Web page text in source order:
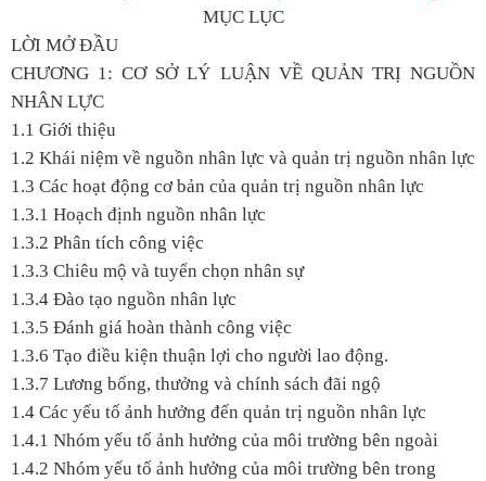
MỤC LỤC
LỜI MỞ ĐẦU
CHƯƠNG 1: CƠ SỞ LÝ LUẬN VỀ QUẢN TRỊ NGUỒN
NHÂN LỰC
1.1 Giới thiệu
1.2 Khái niệm về nguồn nhân lực và quản trị nguồn nhân lực
1.3 Các hoạt động cơ bản của quản trị nguồn nhân lực
1.3.1 Hoạch định nguồn nhân lực
1.3.2 Phân tích công việc
1.3.3 Chiêu mộ và tuyển chọn nhân sự
1.3.4 Đào tạo nguồn nhân lực
1.3.5 Đánh giá hoàn thành công việc
1.3.6 Tạo điều kiện thuận lợi cho người lao động.
1.3.7 Lương bổng, thưởng và chính sách đãi ngộ
1.4 Các yếu tố ảnh hưởng đến quản trị nguồn nhân lực
1.4.1 Nhóm yếu tố ảnh hưởng của môi trường bên ngoài
1.4.2 Nhóm yếu tố ảnh hưởng của môi trường bên trong